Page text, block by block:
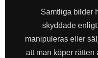
Samtliga bilder
skyddade
manipuleras eller
att man köper